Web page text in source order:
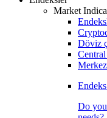
Market
Döviz
Merkez
Do